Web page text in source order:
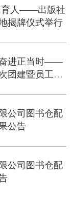
育人——出版社
揭牌仪式举行
奋进正当时——
团建暨员工生
公司图书仓配
公告
公司图书仓配